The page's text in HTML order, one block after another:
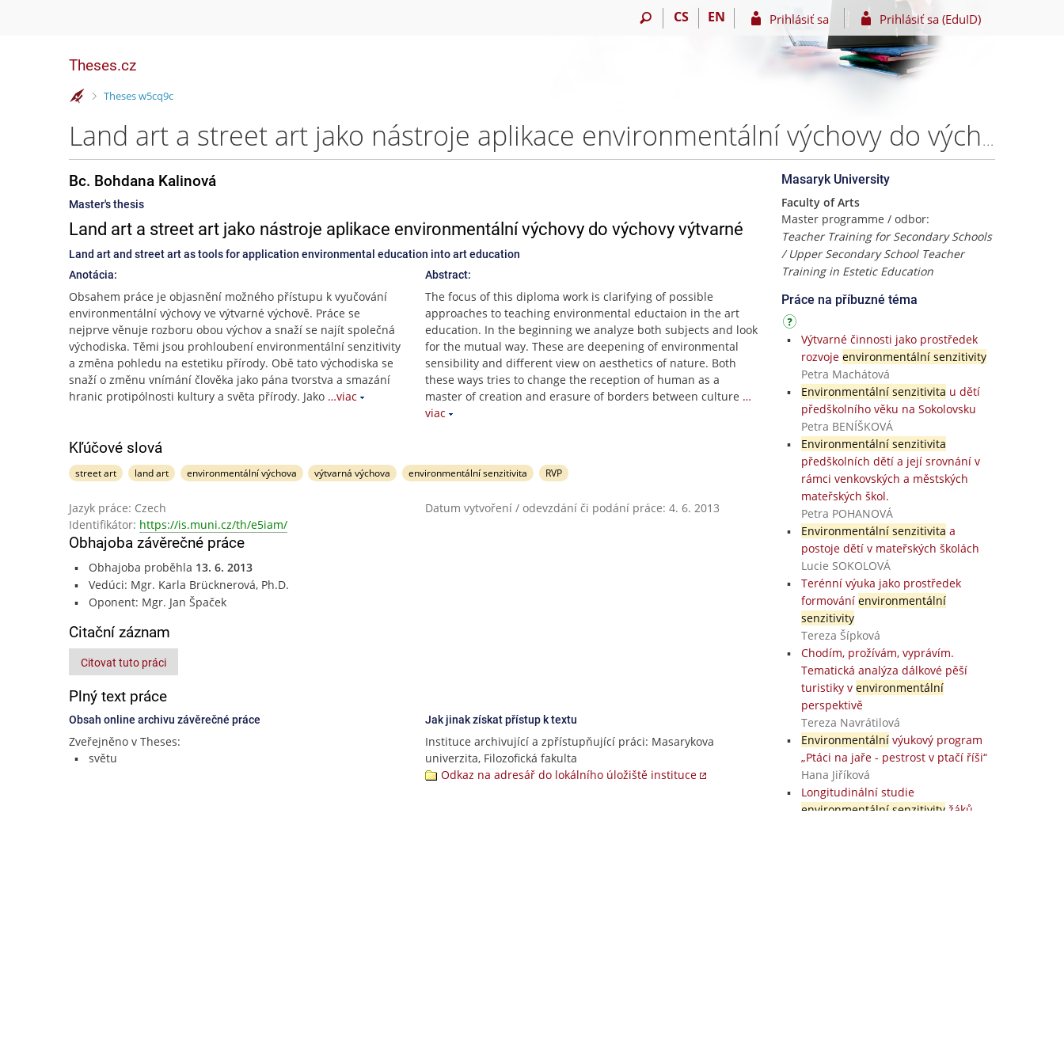
CS EN Prihlásiť sa Prihlásiť sa (EduID)
Theses.cz
>
Theses w5cq9c
Land art a street art jako nástroje aplikace environmentální výchovy do výchovy výtvarné – Bc. Bohdana Kalinová
Bc. Bohdana Kalinová
Master's thesis
Land art a street art jako nástroje aplikace environmentální výchovy do výchovy výtvarné
Land art and street art as tools for application environmental education into art education
Anotácia:
Obsahem práce je objasnění možného přístupu k vyučování
environmentální výchovy ve výtvarné výchově. Práce se
nejprve věnuje rozboru obou výchov a snaží se najít společná
východiska. Těmi jsou prohloubení environmentální senzitivity
a změna pohledu na estetiku přírody. Obě tato východiska se
snaží o změnu vnímání člověka jako pána tvorstva a smazání
hranic protipólnosti kultury a světa přírody. Jako …viac
Abstract:
The focus of this diploma work is clarifying of possible
approaches to teaching environmental eductaion in the art
education. In the beginning we analyze both subjects and look
for the mutual way. These are deepening of environmental
sensibility and different view on aesthetics of nature. Both
these ways tries to change the reception of human as a
master of creation and erasure of borders between culture …
viac
Kľúčové slová
street art land art environmentální výchova výtvarná výchova environmentální senzitivita RVP
Jazyk práce: Czech
Datum vytvoření / odevzdání či podání práce: 4. 6. 2013
Identifikátor: https://is.muni.cz/th/e5iam/
Obhajoba závěrečné práce
Obhajoba proběhla 13. 6. 2013
Vedúci: Mgr. Karla Brücknerová, Ph.D.
Oponent: Mgr. Jan Špaček
Citační záznam
Citovat tuto práci
Plný text práce
Obsah online archivu závěrečné práce
Zveřejněno v Theses:
světu
Jak jinak získat přístup k textu
Instituce archivující a zpřístupňující práci: Masarykova
univerzita, Filozofická fakulta
Odkaz na adresář do lokálního úložiště instituce
Masaryk University
Faculty of Arts
Master programme / odbor:
Teacher Training for Secondary Schools
/ Upper Secondary School Teacher
Training in Estetic Education
Práce na příbuzné téma
Výtvarné činnosti jako prostředek
rozvoje environmentální senzitivity
Petra Machátová
Environmentální senzitivita u dětí
předškolního věku na Sokolovsku
Petra BENÍŠKOVÁ
Environmentální senzitivita
předškolních dětí a její srovnání v
rámci venkovských a městských
mateřských škol.
Petra POHANOVÁ
Environmentální senzitivita a
postoje dětí v mateřských školách
Lucie SOKOLOVÁ
Terénní výuka jako prostředek
formování environmentální
senzitivity
Tereza Šípková
Chodím, prožívám, vyprávím.
Tematická analýza dálkové pěší
turistiky v environmentální
perspektivě
Tereza Navrátilová
Environmentálnívýukový program
„Ptáci na jaře - pestrost v ptačí říši“
Hana Jiříková
Longitudinální studie
environmentální senzitivityžáků